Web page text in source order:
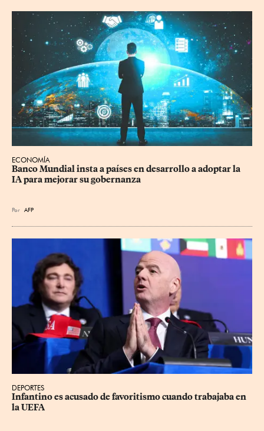
ECONOMÍA
Banco Mundial insta a países en desarrollo a adoptar la
IA para mejorar su gobernanza
Por AFP
DEPORTES
Infantino es acusado de favoritismo cuando trabajaba en
la UEFA